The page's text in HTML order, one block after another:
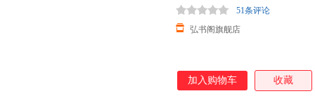
弘书阁旗舰店
51条评论
加入购物车 收藏